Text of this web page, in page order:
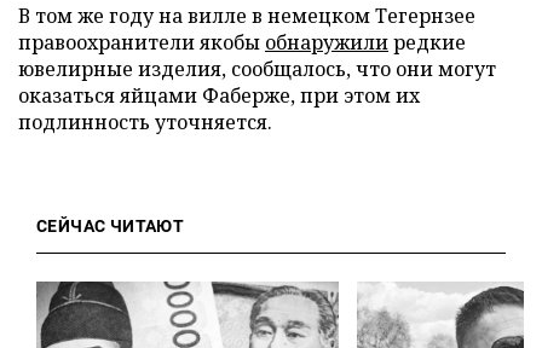
В том же году на вилле в немецком Тегернзее
правоохранители якобы обнаружилиредкие
ювелирные изделия, сообщалось, что они могут
оказаться яйцами Фаберже, при этом их
подлинность уточняется.
СЕЙЧАС ЧИТАЮТ